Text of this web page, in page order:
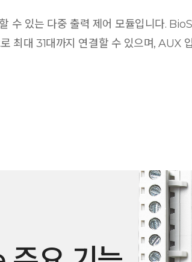
있는 다중 출력 제어 모듈입니다.
최대 31대까지 연결할 수 있으며, AUX